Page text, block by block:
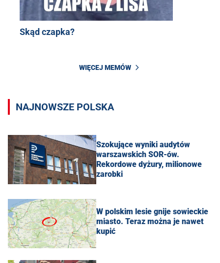
Skąd czapka?
WIĘCEJ MEMÓW
NAJNOWSZE POLSKA
Szokujące wyniki audytów
warszawskich SOR-ów.
Rekordowe dyżury, milionowe
zarobki
W polskim lesie gnije sowieckie
miasto. Teraz można je nawet
kupić